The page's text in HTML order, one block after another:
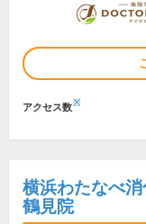
アクセス数※
横浜わたなべ
鶴見院